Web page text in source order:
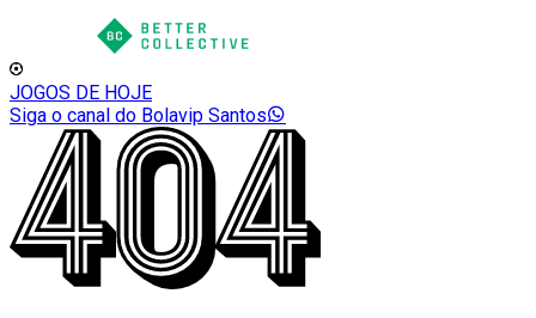
JOGOS DE HOJE
Siga o canal do Bolavip Santos